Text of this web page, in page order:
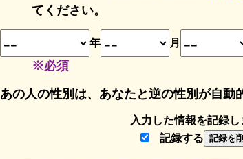
てください。
年 月
※必須
あの人の性別は、あなたと逆の性別が自動
入力した情報を記録し
記録する 記録を